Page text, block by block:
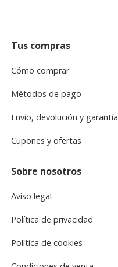
Tus compras
Cómo comprar
Métodos de pago
Envío, devolución y garantía
Cupones y ofertas
Sobre nosotros
Aviso legal
Política de privacidad
Política de cookies